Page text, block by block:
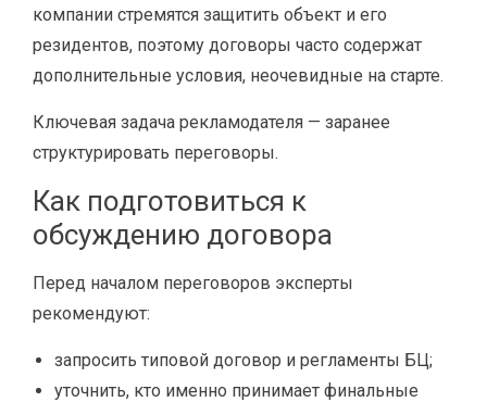
компании стремятся защитить объект и его
резидентов, поэтому договоры часто содержат
дополнительные условия, неочевидные на старте.
Ключевая задача рекламодателя — заранее
структурировать переговоры.
Как подготовиться к
обсуждению договора
Перед началом переговоров эксперты
рекомендуют:
запросить типовой договор и регламенты БЦ;
уточнить, кто именно принимает финальные